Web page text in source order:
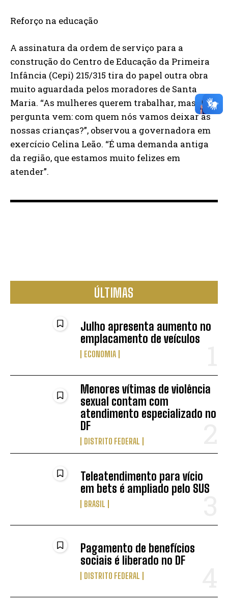
Reforço na educação
A assinatura da ordem de serviço para a
construção do Centro de Educação da Primeira
Infância (Cepi) 215/315 tira do papel outra obra
muito aguardada pelos moradores de Santa
Maria. “As mulheres querem trabalhar, mas a
pergunta vem: com quem nós vamos deixar as
nossas crianças?”, observou a governadora em
exercício Celina Leão. “É uma demanda antiga
da região, que estamos muito felizes em
atender”.
ÚLTIMAS
Julho apresenta aumento no
emplacamento de veículos
ECONOMIA
Menores vítimas de violência
sexual contam com
atendimento especializado no
DF
DISTRITO FEDERAL
Teleatendimento para vício
em bets é ampliado pelo SUS
BRASIL
Pagamento de benefícios
sociais é liberado no DF
DISTRITO FEDERAL